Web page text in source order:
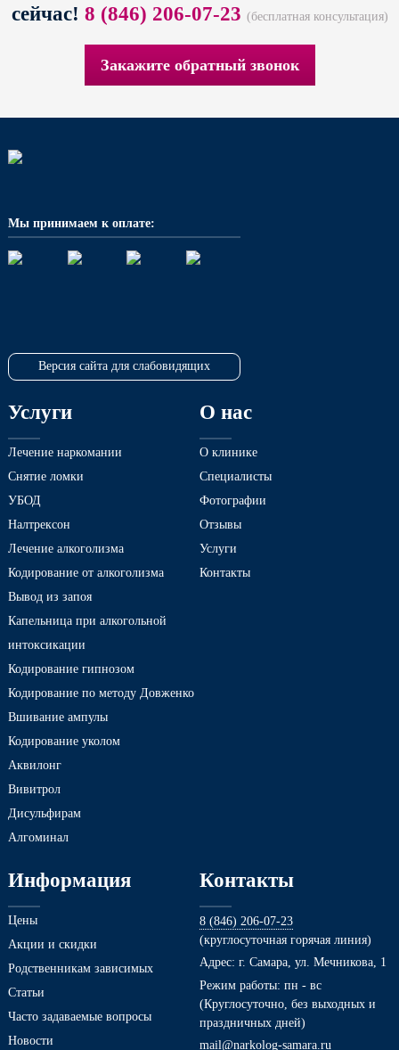
сейчас! 8 (846) 206-07-23 (бесплатная консультация)
Закажите обратный звонок
Мы принимаем к оплате:
Версия сайта для слабовидящих
Услуги
Лечение наркомании
Снятие ломки
УБОД
Налтрексон
Лечение алкоголизма
Кодирование от алкоголизма
Вывод из запоя
Капельница при алкогольной
интоксикации
Кодирование гипнозом
Кодирование по методу Довженко
Вшивание ампулы
Кодирование уколом
Аквилонг
Вивитрол
Дисульфирам
Алгоминал
О нас
О клинике
Специалисты
Фотографии
Отзывы
Услуги
Контакты
Информация
Цены
Акции и скидки
Родственникам зависимых
Статьи
Часто задаваемые вопросы
Новости
Контакты
8 (846) 206-07-23
(круглосуточная горячая линия)
Адрес: г. Самара, ул. Мечникова, 1
Режим работы: пн - вс
(Круглосуточно, без выходных и
праздничных дней)
mail@narkolog-samara.ru